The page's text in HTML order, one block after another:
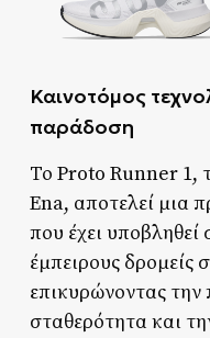
Καινοτόμος
παράδοση
Το Proto Runner 1,
Ena, αποτελεί μια
που έχει υποβληθεί
έμπειρους δρομείς
επικυρώνοντας
σταθερότητα και